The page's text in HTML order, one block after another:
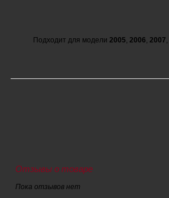
Подходит для модели 2005, 2006, 2007,
Отзывы о товаре
Пока отзывов нет